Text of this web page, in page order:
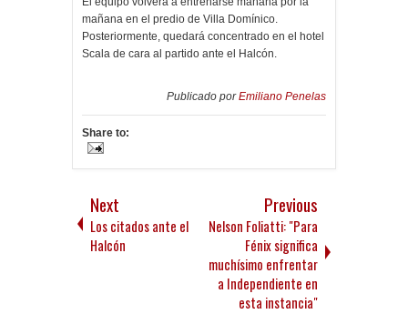
mañana en el predio de Villa Domínico.
Posteriormente, quedará concentrado en el hotel
Scala de cara al partido ante el Halcón.
Publicado porEmiliano Penelas
Share to:
Next
Los citados ante el
Halcón
Previous
Nelson Foliatti: "Para
Fénix significa
muchísimo enfrentar
a Independiente en
esta instancia"